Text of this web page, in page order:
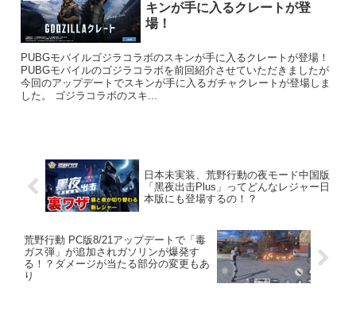
キンが手に入るクレートが登
場！
PUBGモバイルゴジラコラボのスキンが手に入るクレートが登場！
PUBGモバイルのゴジラコラボを前回紹介させていただきましたが
今回のアップデートでスキンが手に入るガチャクレートが登場しま
した。 ゴジラコラボのスキ...
日本未実装、荒野行動の夜モード中国版
「黑夜出击Plus」ってどんなレジャー日
本版にも登場するの！？
荒野行動 PC版8/21アップデートで「毒
ガス弾」が追加されガソリンが爆発す
る！？ダメージが当たる部分の変更もあ
り